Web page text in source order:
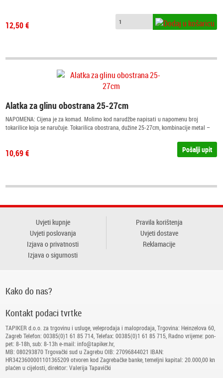
12,50 €
Alatka za glinu obostrana 25-27cm
NAPOMENA: Cijena je za komad. Molimo kod narudžbe napisati u napomenu broj
tokarilice koja se naručuje. Tokarilica obostrana, dužine 25-27cm, kombinacije metal –
10,69 € Pošalji upit
Uvjeti kupnje
Pravila korištenja
Uvjeti poslovanja
Uvjeti dostave
Izjava o privatnosti
Reklamacije
Izjava o sigurnosti
Kako do nas?
Kontakt podaci tvrtke
TAPIKER d.o.o. za trgovinu i usluge, veleprodaja i maloprodaja, Trgovina: Heinzelova 60,
Zagreb Telefon: 00385(0)1 61 85 714, Telefax: 00385(0)1 61 85 715, Radno vrijeme: pon-
pet: 8-18h, sub: 8-13h e-mail: info@tapiker.hr,
MB: 080293870 Trgovački sud u Zagrebu OIB: 27096844021 IBAN:
HR3423600001101365209 otvoren kod Zagrebačke banke, temeljni kapital: 20.000,00 kn
plaćen u cijelosti, direktor: Valerija Tapavički